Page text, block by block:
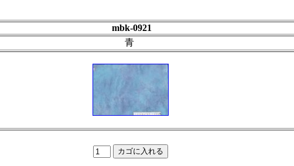
mbk-0921
青